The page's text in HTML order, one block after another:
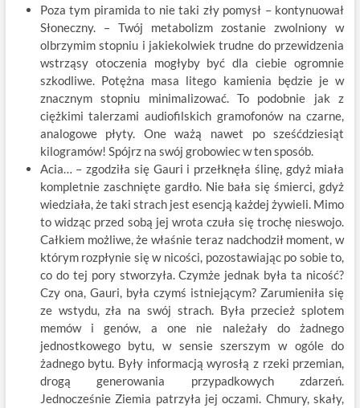
Poza tym piramida to nie taki zły pomysł – kontynuował
Słoneczny. – Twój metabolizm zostanie zwolniony w
olbrzymim stopniu i jakiekolwiek trudne do przewidzenia
wstrząsy otoczenia mogłyby być dla ciebie ogromnie
szkodliwe. Potężna masa litego kamienia będzie je w
znacznym stopniu minimalizować. To podobnie jak z
ciężkimi talerzami audiofilskich gramofonów na czarne,
analogowe płyty. One ważą nawet po sześćdziesiąt
kilogramów! Spójrz na swój grobowiec w ten sposób.
Acia… – zgodziła się Gauri i przełknęła ślinę, gdyż miała
kompletnie zaschnięte gardło. Nie bała się śmierci, gdyż
wiedziała, że taki strach jest esencją każdej żywieli. Mimo
to widząc przed sobą jej wrota czuła się trochę nieswojo.
Całkiem możliwe, że właśnie teraz nadchodził moment, w
którym rozpłynie się w nicości, pozostawiając po sobie to,
co do tej pory stworzyła. Czymże jednak była ta nicość?
Czy ona, Gauri, była czymś istniejącym? Zarumieniła się
ze wstydu, zła na swój strach. Była przecież splotem
memów i genów, a one nie należały do żadnego
jednostkowego bytu, w sensie szerszym w ogóle do
żadnego bytu. Były informacją wyrosłą z rzeki przemian,
drogą generowania przypadkowych zdarzeń.
Jednocześnie Ziemia patrzyła jej oczami. Chmury, skały,